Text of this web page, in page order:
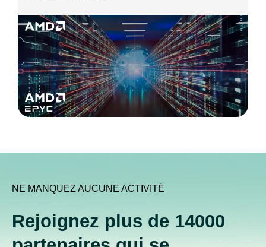
NE MANQUEZ AUCUNE ACTIVITÉ
Rejoignez plus de 14000